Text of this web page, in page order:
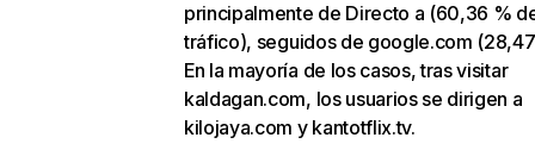
principalmente de Directo a (60,36 %
tráfico), seguidos de google.com
En la mayoría de los casos, tras visitar
kaldagan.com, los usuarios se dirigen a
kilojaya.com y kantotflix.tv.